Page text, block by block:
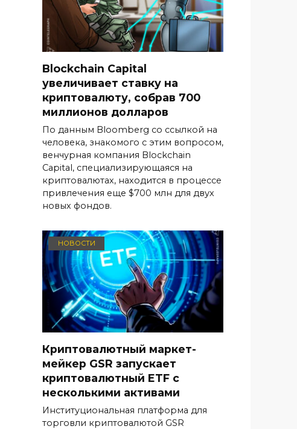
Blockchain Capital
увеличивает ставку на
криптовалюту, собрав 700
миллионов долларов
По данным Bloomberg со ссылкой на
человека, знакомого с этим вопросом,
венчурная компания Blockchain
Capital, специализирующаяся на
криптовалютах, находится в процессе
привлечения еще $700 млн для двух
новых фондов.
НОВОСТИ
Криптовалютный маркет-
мейкер GSR запускает
криптовалютный ETF с
несколькими активами
Институциональная платформа для
торговли криптовалютой GSR